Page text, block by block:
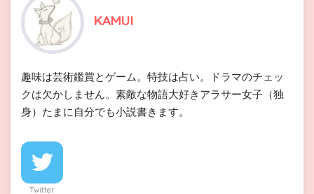
KAMUI
趣味は芸術鑑賞とゲーム。特技は占い。ドラマのチェッ
クは欠かしません。素敵な物語大好きアラサー女子（独
身）たまに自分でも小説書きます。
Twitter